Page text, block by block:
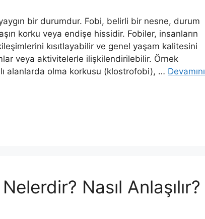
bir durumdur. Fobi, belirli bir nesne, durum
korku veya endişe hissidir. Fobiler, insanların
kısıtlayabilir ve genel yaşam kalitesini
veya aktivitelerle ilişkilendirilebilir. Örnek
alanlarda olma korkusu (klostrofobi), … Devamını
Nasıl Anlaşılır?